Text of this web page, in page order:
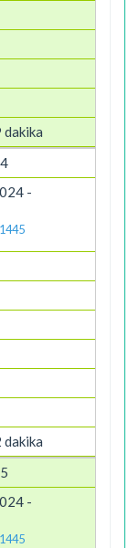
dakika
-
dakika
-